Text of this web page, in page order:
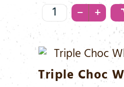
Lady
Marmelade
Menge
– +
Triple Choc